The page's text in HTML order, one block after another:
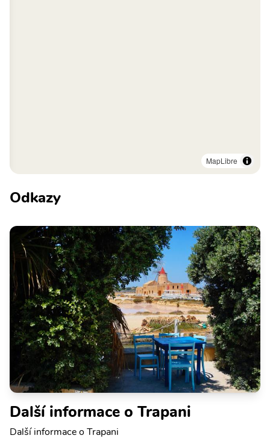
MapLibre
Odkazy
Další informace o Trapani
Další informace o Trapani